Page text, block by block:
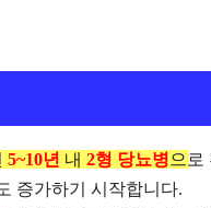
5~10년 내 2형 당뇨병으로
증가하기 시작합니다.